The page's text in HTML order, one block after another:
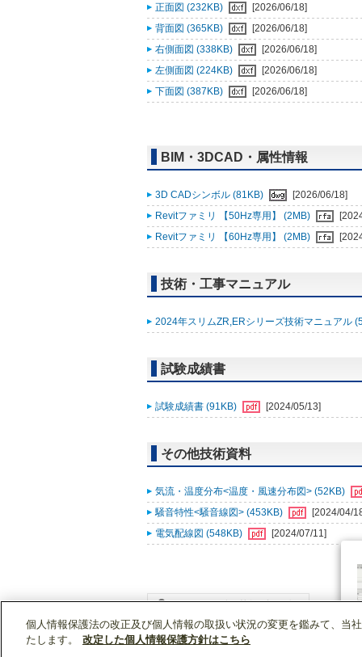
正面図 (232KB)
[2026/06/18]
背面図 (365KB)
[2026/06/18]
右側面図 (338KB)
[2026/06/18]
左側面図 (224KB)
[2026/06/18]
下面図 (387KB)
[2026/06/18]
BIM・3DCAD・属性情報
3D CADシンボル (81KB)
[2026/06/18]
Revitファミリ 【50Hz専用】 (2MB)
Revitファミリ 【60Hz専用】 (2MB)
技術・工事マニュアル
2024年スリムZR,ERシリーズ技術マニュアル
試験成績書
試験成績書 (91KB) [2024/05/13]
その他技術資料
気流・温度分布<温度・風速分布図> (52KB)
騒音特性<騒音線図> (453KB)
[2024/04/
電気配線図 (548KB)
[2024/07/11]
WIN2Kトップ 製品情報
個人情報保護法の改正及び個人情報の取扱い状況の変更を鑑みて、当
たします。
改定した個人情報保護方針はこちら